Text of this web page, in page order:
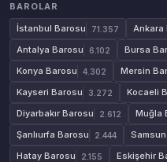
BAROLAR
İstanbul Barosu
71.357 Ankara
Antalya Barosu 6.102 Bursa
Konya Barosu 4.302 Mersin
Kayseri Barosu 3.272 Kocaeli
Diyarbakır Barosu 2.612 Muğla
Şanlıurfa Barosu 2.444
Hatay Barosu 2.155 Eskişehir